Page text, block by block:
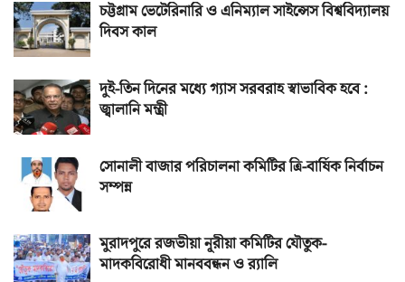
চট্টগ্রাম ভেটেরিনারি ও এনিম্যাল সাইন্সেস বিশ্ববিদ্যালয়
দিবস কাল
দুই-তিন দিনের মধ্যে গ্যাস সরবরাহ স্বাভাবিক হবে :
জ্বালানি মন্ত্রী
সোনালী বাজার পরিচালনা কমিটির ত্রি-বার্ষিক নির্বাচন
সম্পন্ন
মুরাদপুরে রজভীয়া নূরীয়া কমিটির যৌতুক-
মাদকবিরোধী মানববন্ধন ও র‌্যালি